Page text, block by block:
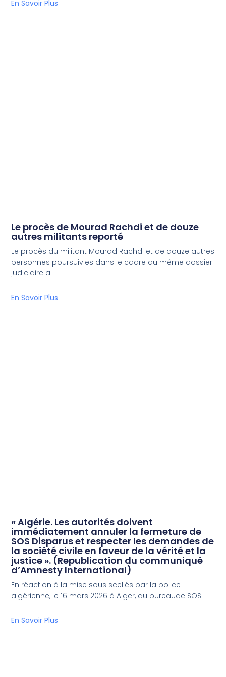
En Savoir Plus
Le procès de Mourad Rachdi et de douze
autres militants reporté
Le procès du militant Mourad Rachdi et de douze autres
personnes poursuivies dans le cadre du même dossier
judiciaire a
En Savoir Plus
« Algérie. Les autorités doivent
immédiatement annuler la fermeture de
SOS Disparus et respecter les demandes de
la société civile en faveur de la vérité et la
justice ». (Republication du communiqué
d’Amnesty International)
En réaction à la mise sous scellés par la police
algérienne, le 16 mars 2026 à Alger, du bureaude SOS
En Savoir Plus